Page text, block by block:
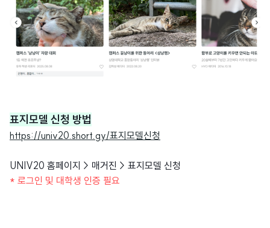
표지모델 신청 방법
https://univ20.short.gy/표지모델신청
UNIV20 홈페이지 > 매거진 > 표지모델 신청
* 로그인 및 대학생 인증 필요